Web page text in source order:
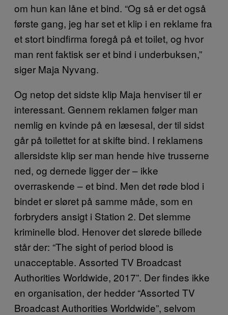
om hun kan låne et bind. “Og så er det også
første gang, jeg har set et klip i en reklame fra
et stort bindfirma foregå på et toilet, og hvor
man rent faktisk ser et bind i underbuksen,”
siger Maja Nyvang.
Og netop det sidste klip Maja henviser til er
interessant. Gennem reklamen følger man
nemlig en kvinde på en læsesal, der til sidst
går på toilettet for at skifte bind. I reklamens
allersidste klip ser man hende hive trusserne
ned, og dernede ligger der – ikke
overraskende – et bind. Men det røde blod i
bindet er sløret på samme måde, som en
forbryders ansigt i Station 2. Det slemme
kriminelle blod. Henover det slørede billede
står der: “The sight of period blood is
unacceptable. Assorted TV Broadcast
Authorities Worldwide, 2017”. Der findes ikke
en organisation, der hedder “Assorted TV
Broadcast Authorities Worldwide”, selvom